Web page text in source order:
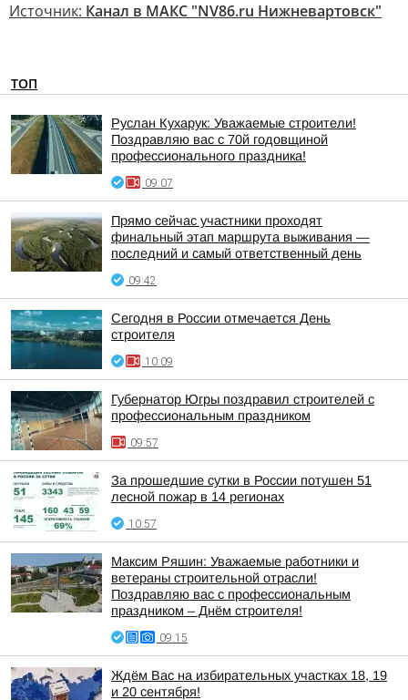
Источник: Канал в МАКС "NV86.ru Нижневартовск"
ТОП
Руслан Кухарук: Уважаемые строители!
Поздравляю вас с 70й годовщиной
профессионального праздника!
09:07
Прямо сейчас участники проходят
финальный этап маршрута выживания —
последний и самый ответственный день
09:42
Сегодня в России отмечается День
строителя
10:09
Губернатор Югры поздравил строителей с
профессиональным праздником
09:57
За прошедшие сутки в России потушен 51
лесной пожар в 14 регионах
10:57
Максим Ряшин: Уважаемые работники и
ветераны строительной отрасли!
Поздравляю вас с профессиональным
праздником – Днём строителя!
09:15
Ждём Вас на избирательных участках 18, 19
и 20 сентября!